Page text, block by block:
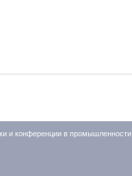
и конференции в промышленности